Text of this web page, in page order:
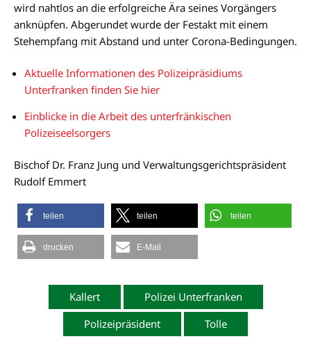
wird nahtlos an die erfolgreiche Ära seines Vorgängers
anknüpfen. Abgerundet wurde der Festakt mit einem
Stehempfang mit Abstand und unter Corona-Bedingungen.
Aktuelle Informationen des Polizeipräsidiums
Unterfranken finden Sie hier
Einblicke in die Arbeit des unterfränkischen
Polizeiseelsorgers
Bischof Dr. Franz Jung und Verwaltungsgerichtspräsident
Rudolf Emmert
teilen teilen teilen
drucken E-Mail
Kallert
Polizei Unterfranken
Polizeipräsident
Tolle